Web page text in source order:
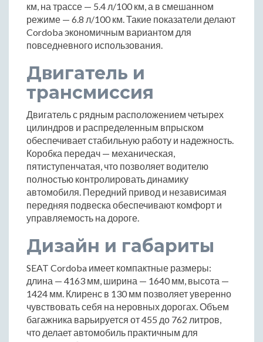
км, на трассе — 5.4 л/100 км, а в смешанном
режиме — 6.8 л/100 км. Такие показатели делают
Cordoba экономичным вариантом для
повседневного использования.
Двигатель и
трансмиссия
Двигатель с рядным расположением четырех
цилиндров и распределенным впрыском
обеспечивает стабильную работу и надежность.
Коробка передач — механическая,
пятиступенчатая, что позволяет водителю
полностью контролировать динамику
автомобиля. Передний привод и независимая
передняя подвеска обеспечивают комфорт и
управляемость на дороге.
Дизайн и габариты
SEAT Cordoba имеет компактные размеры:
длина — 4163 мм, ширина — 1640 мм, высота —
1424 мм. Клиренс в 130 мм позволяет уверенно
чувствовать себя на неровных дорогах. Объем
багажника варьируется от 455 до 762 литров,
что делает автомобиль практичным для